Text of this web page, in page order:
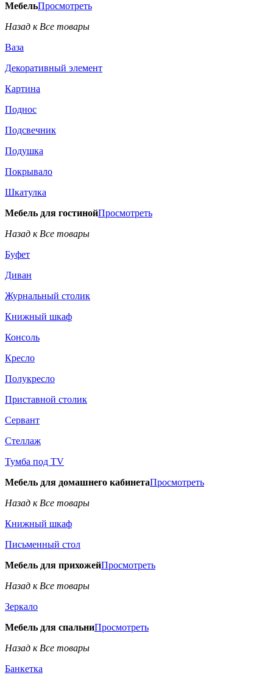
МебельПросмотреть
Назад к Все товары
Ваза
Декоративный элемент
Картина
Поднос
Подсвечник
Подушка
Покрывало
Шкатулка
Мебель для гостинойПросмотреть
Назад к Все товары
Буфет
Диван
Журнальный столик
Книжный шкаф
Консоль
Кресло
Полукресло
Приставной столик
Сервант
Стеллаж
Тумба под TV
Мебель для домашнего кабинетаПросмотреть
Назад к Все товары
Книжный шкаф
Письменный стол
Мебель для прихожейПросмотреть
Назад к Все товары
Зеркало
Мебель для спальниПросмотреть
Назад к Все товары
Банкетка